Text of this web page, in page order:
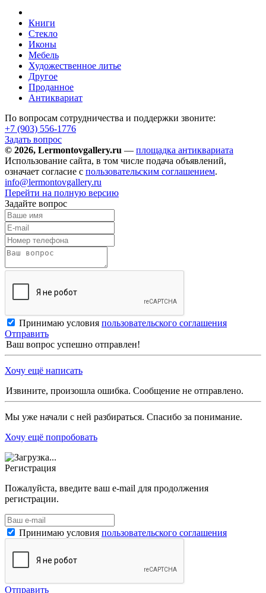
Книги
Стекло
Иконы
Мебель
Художественное литье
Другое
Проданное
Антиквариат
По вопросам сотрудничества и поддержки звоните:
+7 (903) 556-1776
Задать вопрос
© 2026, Lermontovgallery.ru — площадка антиквариата
Использование сайта, в том числе подача объявлений,
означает согласие с пользовательским соглашением.
info@lermontovgallery.ru
Перейти на полную версию
Задайте вопрос
Принимаю условия пользовательского соглашения
Отправить
Ваш вопрос успешно отправлен!
Хочу ещё написать
Извините, произошла ошибка. Сообщение не отправлено.
Мы уже начали с ней разбираться. Спасибо за понимание.
Хочу ещё попробовать
Регистрация
Пожалуйста, введите ваш e-mail для продолжения
регистрации.
Принимаю условия пользовательского соглашения
Отправить